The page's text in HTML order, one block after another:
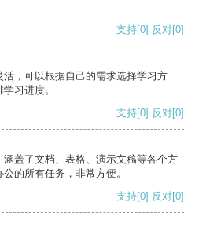
支持[0] 反对[0]
，可以根据自己的需求选择学习方
习进度。
支持[0] 反对[0]
盖了文档、表格、演示文稿等各个方
的所有任务，非常方便。
支持[0] 反对[0]